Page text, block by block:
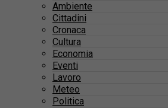
Ambiente
Cittadini
Cronaca
Cultura
Economia
Eventi
Lavoro
Meteo
Politica